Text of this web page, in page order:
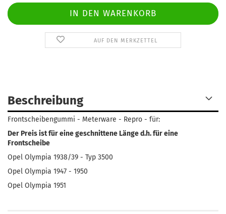
AUF DEN MERKZETTEL
Beschreibung
Frontscheibengummi - Meterware - Repro - für:
Der Preis ist für eine geschnittene Länge d.h. für eine
Frontscheibe
Opel Olympia 1938/39 - Typ 3500
Opel Olympia 1947 - 1950
Opel Olympia 1951